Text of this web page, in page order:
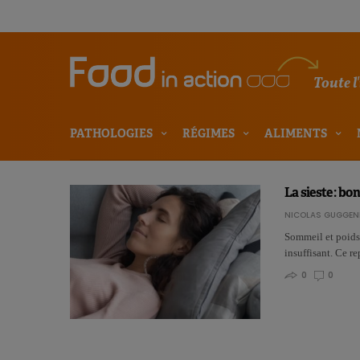
Toute
PATHOLOGIES RÉGIMES ALIMENTS
La sieste :
NICOLAS
Sommeil et
insuffisant. Ce
0
0